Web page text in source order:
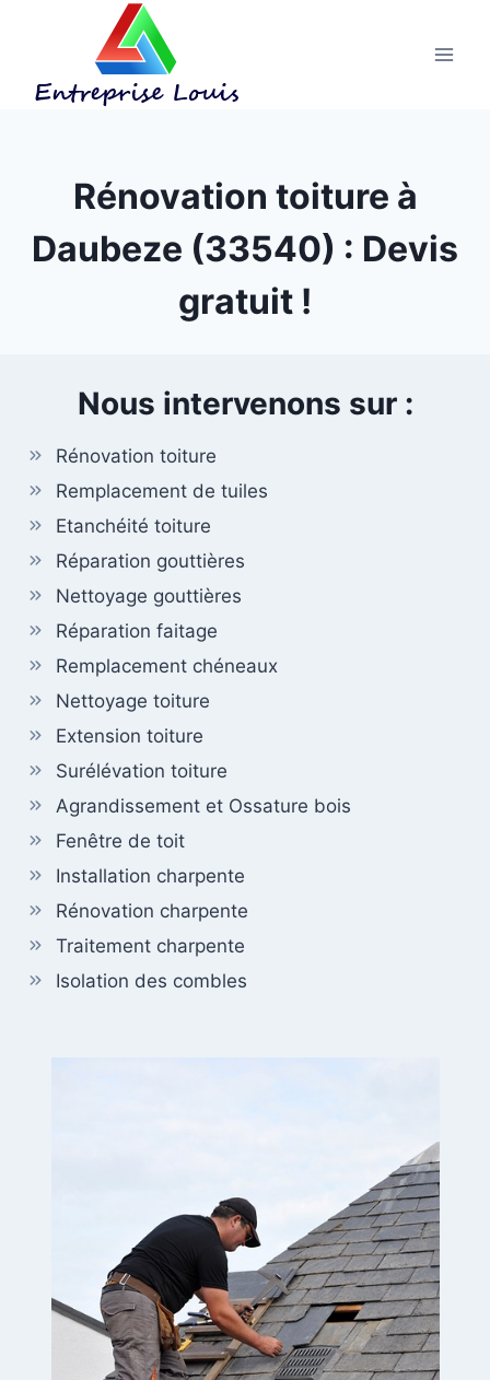
Rénovation toiture à
Daubeze (33540) : Devis
gratuit !
Nous intervenons sur :
Rénovation toiture
Remplacement de tuiles
Etanchéité toiture
Réparation gouttières
Nettoyage gouttières
Réparation faitage
Remplacement chéneaux
Nettoyage toiture
Extension toiture
Surélévation toiture
Agrandissement et Ossature bois
Fenêtre de toit
Installation charpente
Rénovation charpente
Traitement charpente
Isolation des combles